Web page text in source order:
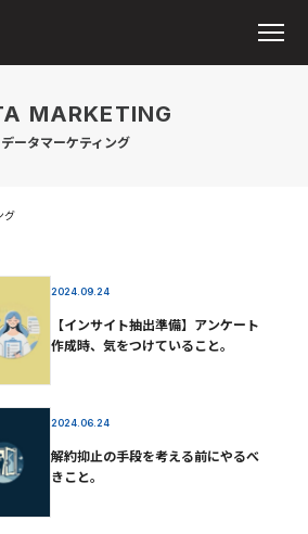
MARKETING
データマーケティング
グ
2024.09.24
【インサイト抽出準備】アンケート
作成時、気をつけていること。
2024.06.24
解約抑止の手段を考える前にやるべ
きこと。